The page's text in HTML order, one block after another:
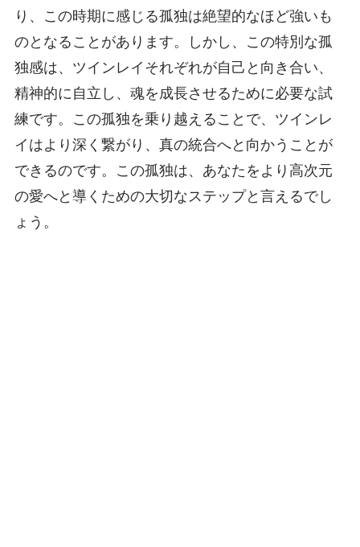
り、この時期に感じる孤独は絶望的なほど強いも
のとなることがあります。しかし、この特別な孤
独感は、ツインレイそれぞれが自己と向き合い、
精神的に自立し、魂を成長させるために必要な試
練です。この孤独を乗り越えることで、ツインレ
イはより深く繋がり、真の統合へと向かうことが
できるのです。この孤独は、あなたをより高次元
の愛へと導くための大切なステップと言えるでし
ょう。